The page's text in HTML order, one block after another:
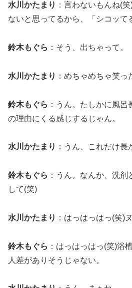
水川かたまり ：言わないもんね(
ないと思ってるから、「シコッて
鈴木もぐら ：そう、出ちゃって。
水川かたまり ：めちゃめちゃ笑っ
鈴木もぐら ：うん。たしかに風
の理由にくる感じするじゃん。
水川かたまり ：うん、これだけ長
鈴木もぐら ：うん。なんか、洗
して(笑)
水川かたまり ：はっはっはっ(笑)
鈴木もぐら ：はっはっはっ(笑)浴
人差がありそうじゃない。